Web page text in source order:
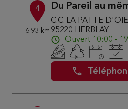
4
6.93 km
Du Pareil au
C.C. LA PATTE
95220 HERBLAY
Ouvert 10:00 -